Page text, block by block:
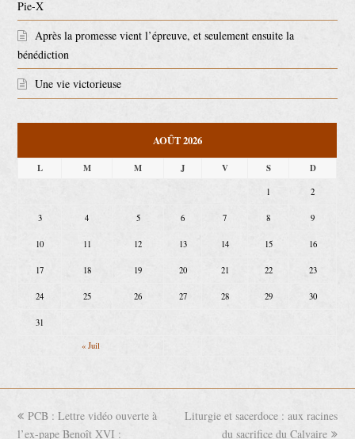
Pie-X
Après la promesse vient l’épreuve, et seulement ensuite la
bénédiction
Une vie victorieuse
AOÛT 2026
L M M J V S D
« Juil
1 2
3 4 5 6 7 8 9
10 11 12 13 14 15 16
17 18 19 20 21 22 23
24 25 26 27 28 29 30
31
previous
post:
PCB : Lettre vidéo ouverte à
l’ex-pape Benoît XVI :
next
Liturgie et sacerdoce : aux racines
du sacrifice du Calvaire